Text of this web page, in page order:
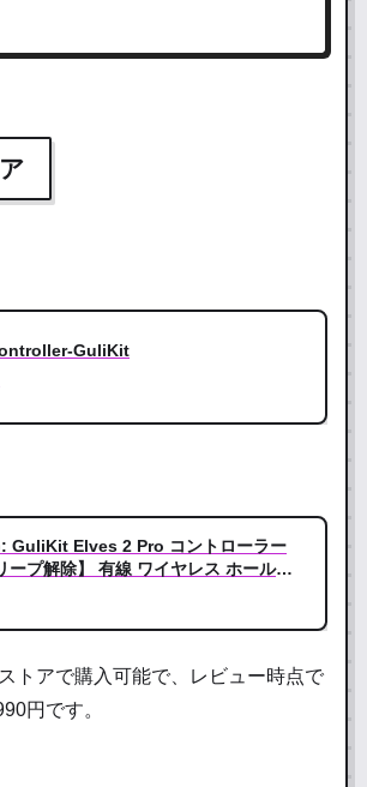
GuliKit
GuliKit Elves 2 Pro コントローラー
ープ解除】 有線 ワイヤレス ホールス
| ドリフト防止 自動連射 ジャイロ 振
ス付き 白 : パソコン・周辺機器
トアで購入可能で、レビュー時点で
円です。